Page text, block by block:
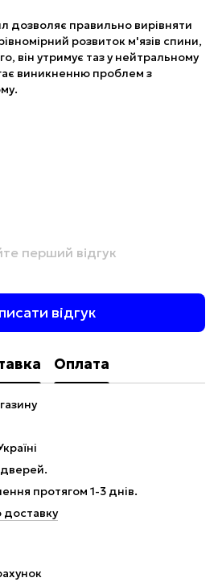
дозволяє правильно вирівняти
розвиток м'язів спини,
він утримує таз у нейтральному
виникненню проблем з
перший відгук
відгук
Оплата
протягом 1-3 днів.
доставку